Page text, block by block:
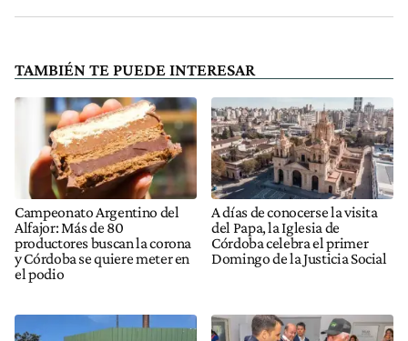
TAMBIÉN TE PUEDE INTERESAR
Campeonato Argentino del
Alfajor: Más de 80
productores buscan la corona
y Córdoba se quiere meter en
el podio
A días de conocerse la visita
del Papa, la Iglesia de
Córdoba celebra el primer
Domingo de la Justicia Social